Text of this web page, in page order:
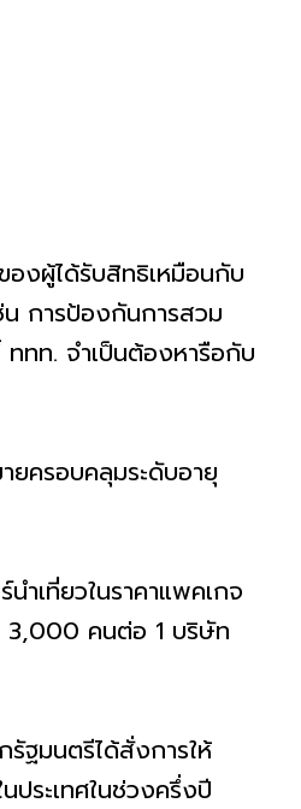
งผู้ได้รับสิทธิเหมือนกับ
น การป้องกันการสวม
ทท. จำเป็นต้องหารือกับ
ยครอบคลุมระดับอายุ
ำเที่ยวในราคาแพคเกจ
3,000 คนต่อ 1 บริษัท
ฐมนตรีได้สั่งการให้
ประเทศในช่วงครึ่งปี